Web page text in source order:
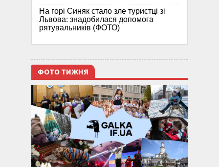
На горі Синяк стало зле туристці зі
Львова: знадобилася допомога
рятувальників (ФОТО)
ФОТО ТИЖНЯ